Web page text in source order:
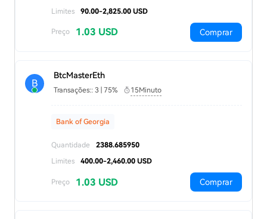
Limites
90.00-2,825.00 USD
Preço 1.03 USD Comprar
B
BtcMasterEth
Transações:: 3 | 75% 15Minuto
Bank of Georgia
Quantidade
2388.685950
Limites
400.00-2,460.00 USD
Preço 1.03 USD Comprar